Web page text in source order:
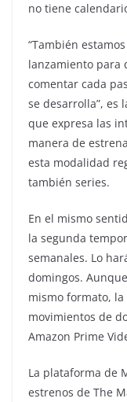
no tiene
“También
lanzamiento para
comentar cada
se desarrolla”, es
que expresa las
manera de
esta modalidad
también series.
En el mismo
la segunda
semanales. Lo
domingos.
mismo formato,
movimientos de
Amazon Prime
La plataforma de
estrenos de The